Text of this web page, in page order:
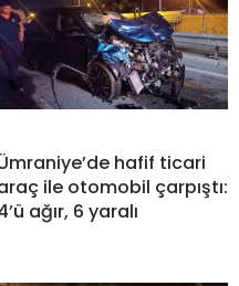
hafif ticari
ile otomobil çarpıştı:
ağır, 6 yaralı